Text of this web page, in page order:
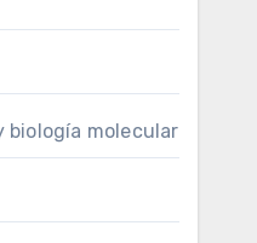
biología molecular